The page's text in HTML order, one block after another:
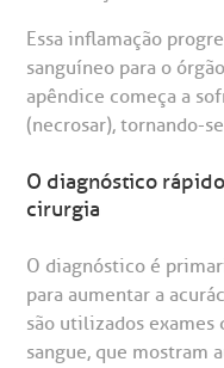
Essa inflamação
sanguíneo para o
apêndice começa a
(necrosar), tornando-
O diagnóstico
cirurgia
O diagnóstico é
para aumentar a
são utilizados exames
sangue, que mostram